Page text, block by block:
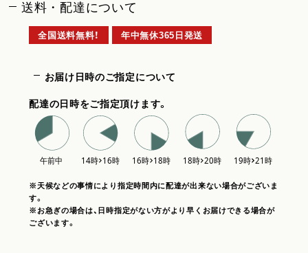
送料・配達について
全国送料無料！ 年中無休365日発送
お届け日時のご指定について
配達の日時をご指定頂けます。
※天候などの事情により指定時間内に配達が出来ない場合がございま
す。
※お急ぎの場合は、日時指定がない方がより早くお届けできる場合が
ございます。